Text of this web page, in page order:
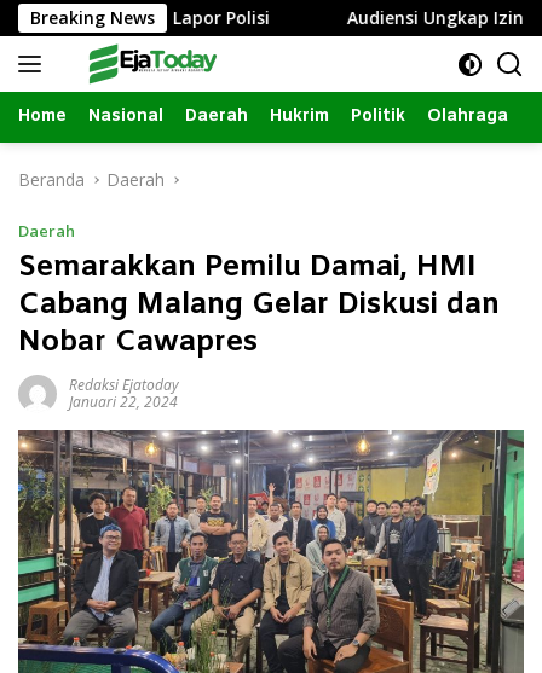
Langsung
ke
konten
Breaking News
Istri Lapor Polisi Audiensi Ungkap Izin Renovasi
Home Nasional Daerah Hukrim Politik Olahraga
Beranda Daerah
Daerah
Semarakkan Pemilu Damai, HMI
Cabang Malang Gelar Diskusi dan
Nobar Cawapres
Redaksi Ejatoday
Januari 22, 2024